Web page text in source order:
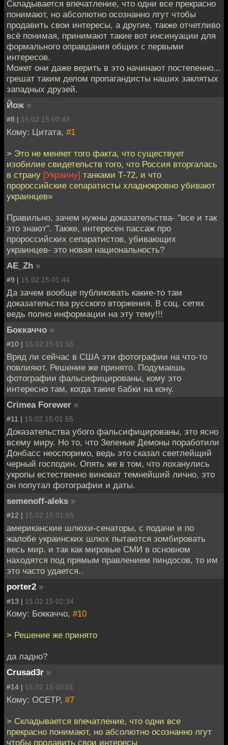
Складывается впечатление, что одни все прекрасно
понимают, но абсолютно осознанно лгут чтобы
продавить свои интересы, а другие, также отчетливо
всё понимая, принимают такие вот инсинуации для
формального оправдания общих с первыми
интересов.
Может они даже верить в это начинают постепенно...
грешат таким делом пропагандисты наших заклятых
западных друзей.
Йож »
#8 | 15.02.15 00:49
Кому: Цитата, #1
> Это не меняет того факта, что существует
изобилие свидетельств того, что Россия вторгалась
в страну [Украину] танками Т-72, и что
пророссийские сепаратисты хладнокровно убивают
украинцев»
Правильно, зачем нужны доказательства- "все и так
это знают". Также, интересен пассаж про
пророссийских сепаратистов, убивающих
украинцев- это новая национальность?
AE_Zh »
#9 | 15.02.15 01:44
Да зачем вообще публиковать какие-то там
доказательства русского вторжения. В соц. сетях
ведь полно информации на эту тему!!!
Боккаччо »
#10 | 15.02.15 01:55
Вряд ли сейчас в США эти фотографии на что-то
повлияют. Решение же принято. Подумаешь
фотографии фальсифицированы, кому это
интересно там, когда такие бабки на кону.
Crimea Forewer »
#11 | 15.02.15 01:55
Доказательства убого фальсифицированы, это ясно
всему миру. Но то, что Зеленые Демоны поработили
Донбасс неоспоримо, ведь это сказал светлейщий
черный господин. Опять же в том, что лоханулись
укропы естественно виноват темнейший лично, это
он попутал фотографии и даты.
semenoff-aleks »
#12 | 15.02.15 01:55
американские шлюхи-сенаторы, с подачи и по
жалобе украинских шлюх пытаются зомбировать
весь мир. и так как мировые СМИ в основном
находятся под прямым правлением пиндосов, то им
это часто удается..
porter2 »
#13 | 15.02.15 02:34
Кому: Боккаччо, #10
> Решение же принято
да ладно?
Crusad3r »
#14 | 15.02.15 03:01
Кому: OCETP, #7
> Складывается впечатление, что одни все
прекрасно понимают, но абсолютно осознанно лгут
чтобы продавить свои интересы